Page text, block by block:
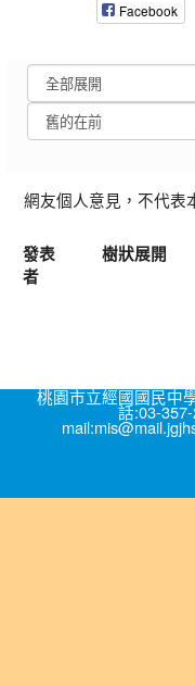
Facebook
網友個人意見，不代表
發表
者
樹狀展開
桃園市立經國國民中
話:03-